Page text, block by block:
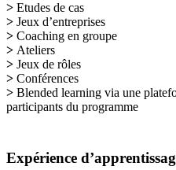
> Etudes de cas
> Jeux d’entreprises
> Coaching en groupe
> Ateliers
> Jeux de rôles
> Conférences
> Blended learning via une
participants du programme
Expérience